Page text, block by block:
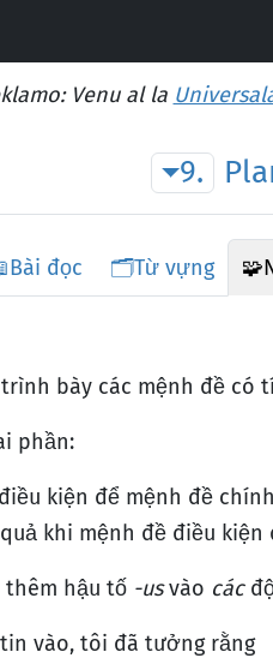
Venu al la
9.
Bài đọc 🗂️Từ vựng 🧩
bày các mệnh đề có
phần:
kiện để mệnh đề
khi mệnh đề điều
hậu tố -usvào các
vào, tôi đã tưởng rằng